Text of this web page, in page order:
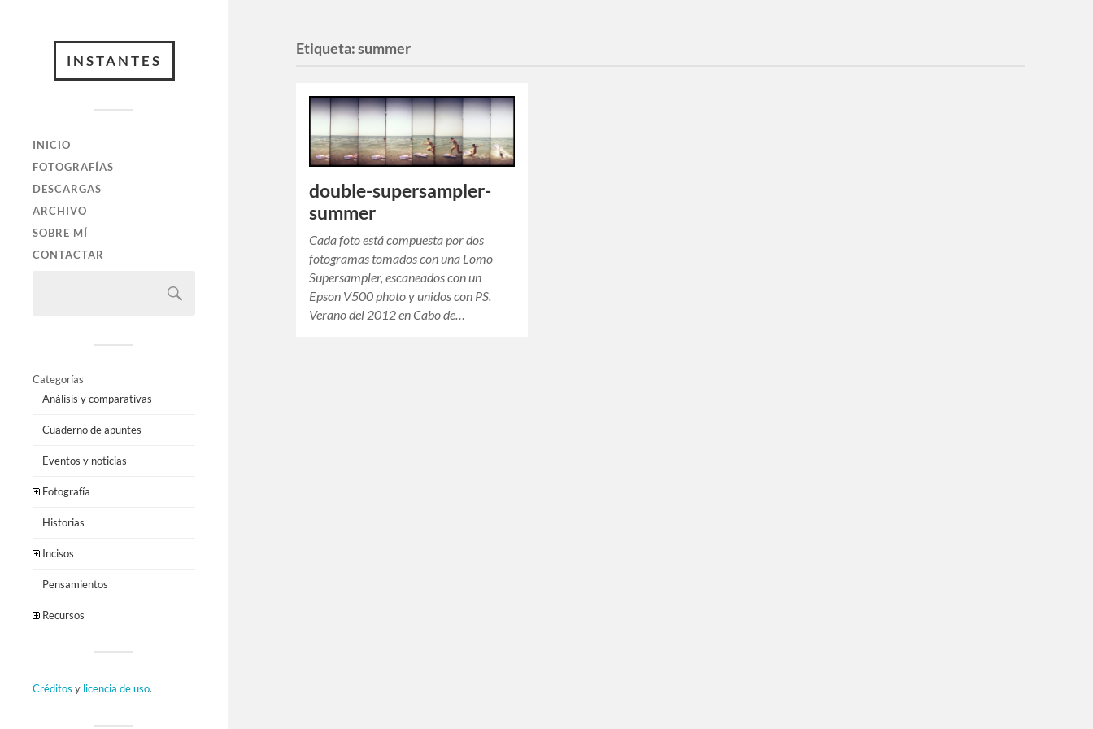
INSTANTES
INICIO
FOTOGRAFÍAS
DESCARGAS
ARCHIVO
SOBRE MÍ
CONTACTAR
Categorías
Análisis y comparativas
Cuaderno de apuntes
Eventos y noticias
Fotografía
Historias
Incisos
Pensamientos
Recursos
Créditos y licencia de uso.
Etiqueta:summer
double-supersampler-
summer
Cada foto está compuesta por dos
fotogramas tomados con una Lomo
Supersampler, escaneados con un
Epson V500 photo y unidos con PS.
Verano del 2012 en Cabo de…